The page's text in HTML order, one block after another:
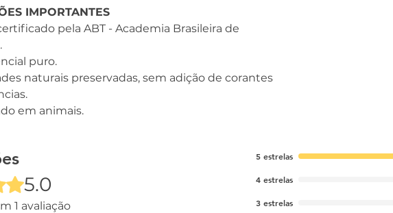
IMPORTANTES
pela ABT - Academia Brasileira de
puro.
naturais preservadas, sem adição de corantes
em animais.
stars.5.0
1 avaliação
5 estrelas
4 estrelas
3 estrelas